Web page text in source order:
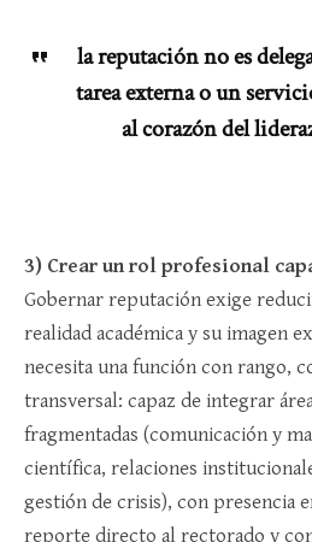
la reputación no es
tarea externa o un
al corazón del
3) Crear un rol profesional
Gobernar reputación exige
realidad académica y su imagen
necesita una función con rango,
transversal: capaz de integrar
fragmentadas (comunicación y
científica, relaciones
gestión de crisis), con presencia
reporte directo al rectorado y